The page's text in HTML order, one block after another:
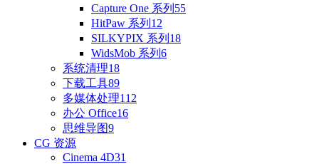
Capture One 系列 55
HitPaw 系列 12
SILKYPIX 系列 18
WidsMob 系列 6
系统清理18
下载工具89
多媒体处理112
办公 Office16
思维导图9
CG 资源
Cinema 4D31